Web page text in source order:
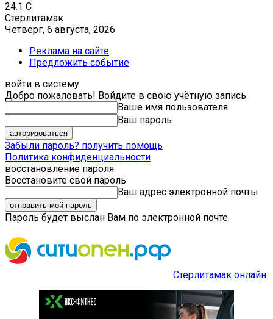
24.1 C
Стерлитамак
Четверг, 6 августа, 2026
Реклама на сайте
Предложить событие
войти в систему
Добро пожаловать! Войдите в свою учётную запись
Ваше имя пользователя
Ваш пароль
Забыли пароль? получить помощь
Политика конфиденциальности
восстановление пароля
Восстановите свой пароль
Ваш адрес электронной почты
Пароль будет выслан Вам по электронной почте.
Стерлитамак онлайн